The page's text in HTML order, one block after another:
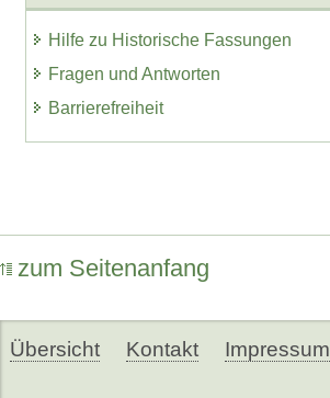
Hilfe zu Historische Fassungen
Fragen und Antworten
Barrierefreiheit
zum Seitenanfang
Übersicht Kontakt Impressum